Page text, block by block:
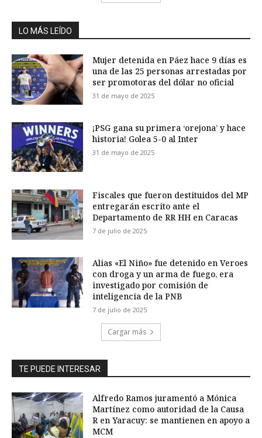
LO MÁS LEÍDO
Mujer detenida en Páez hace 9 días es
una de las 25 personas arrestadas por
ser promotoras del dólar no oficial
31 de mayo de 2025
¡PSG gana su primera ‘orejona’ y hace
historia! Golea 5-0 al Inter
31 de mayo de 2025
Fiscales que fueron destituidos del MP
entregarán escrito ante el
Departamento de RR HH en Caracas
7 de julio de 2025
Alias «El Niño» fue detenido en Veroes
con droga y un arma de fuego, era
investigado por comisión de
inteligencia de la PNB
7 de julio de 2025
Cargar más
TE PUEDE INTERESAR
Alfredo Ramos juramentó a Mónica
Martínez como autoridad de la Causa
R en Yaracuy: se mantienen en apoyo a
MCM